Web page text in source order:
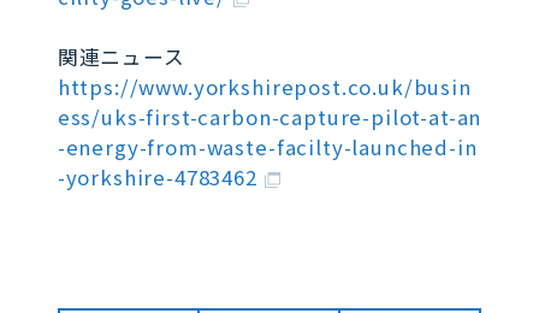
関連ニュース
https://www.yorkshirepost.co.uk/busin
ess/uks-first-carbon-capture-pilot-at-an
-energy-from-waste-facilty-launched-in
-yorkshire-4783462